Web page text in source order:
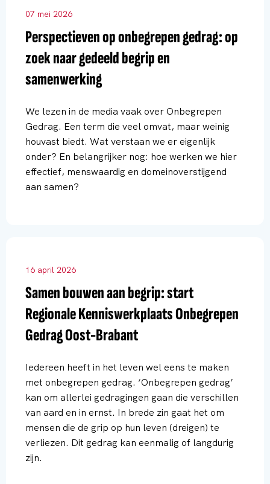
07 mei 2026
Perspectieven op onbegrepen gedrag: op
zoek naar gedeeld begrip en
samenwerking
We lezen in de media vaak over Onbegrepen
Gedrag. Een term die veel omvat, maar weinig
houvast biedt. Wat verstaan we er eigenlijk
onder? En belangrijker nog: hoe werken we hier
effectief, menswaardig en domeinoverstijgend
aan samen?
16 april 2026
Samen bouwen aan begrip: start
Regionale Kenniswerkplaats Onbegrepen
Gedrag Oost-Brabant
Iedereen heeft in het leven wel eens te maken
met onbegrepen gedrag. ‘Onbegrepen gedrag’
kan om allerlei gedragingen gaan die verschillen
van aard en in ernst. In brede zin gaat het om
mensen die de grip op hun leven (dreigen) te
verliezen. Dit gedrag kan eenmalig of langdurig
zijn.